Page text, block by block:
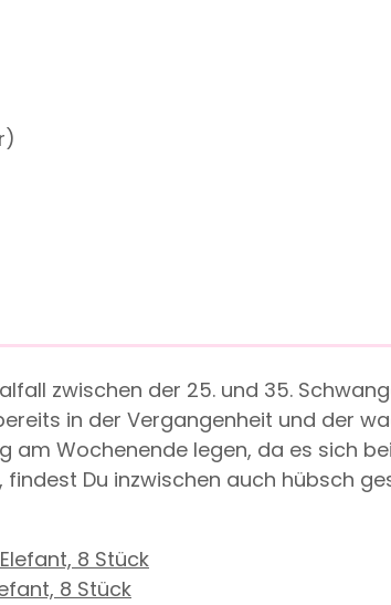
zwischen der 25. und 35.
in der Vergangenheit und der
Wochenende legen, da es sich
Du inzwischen auch hübsch
8 Stück